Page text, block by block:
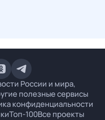
России и мира,
полезные сервисы
конфиденциальности
Топ-100Все проекты